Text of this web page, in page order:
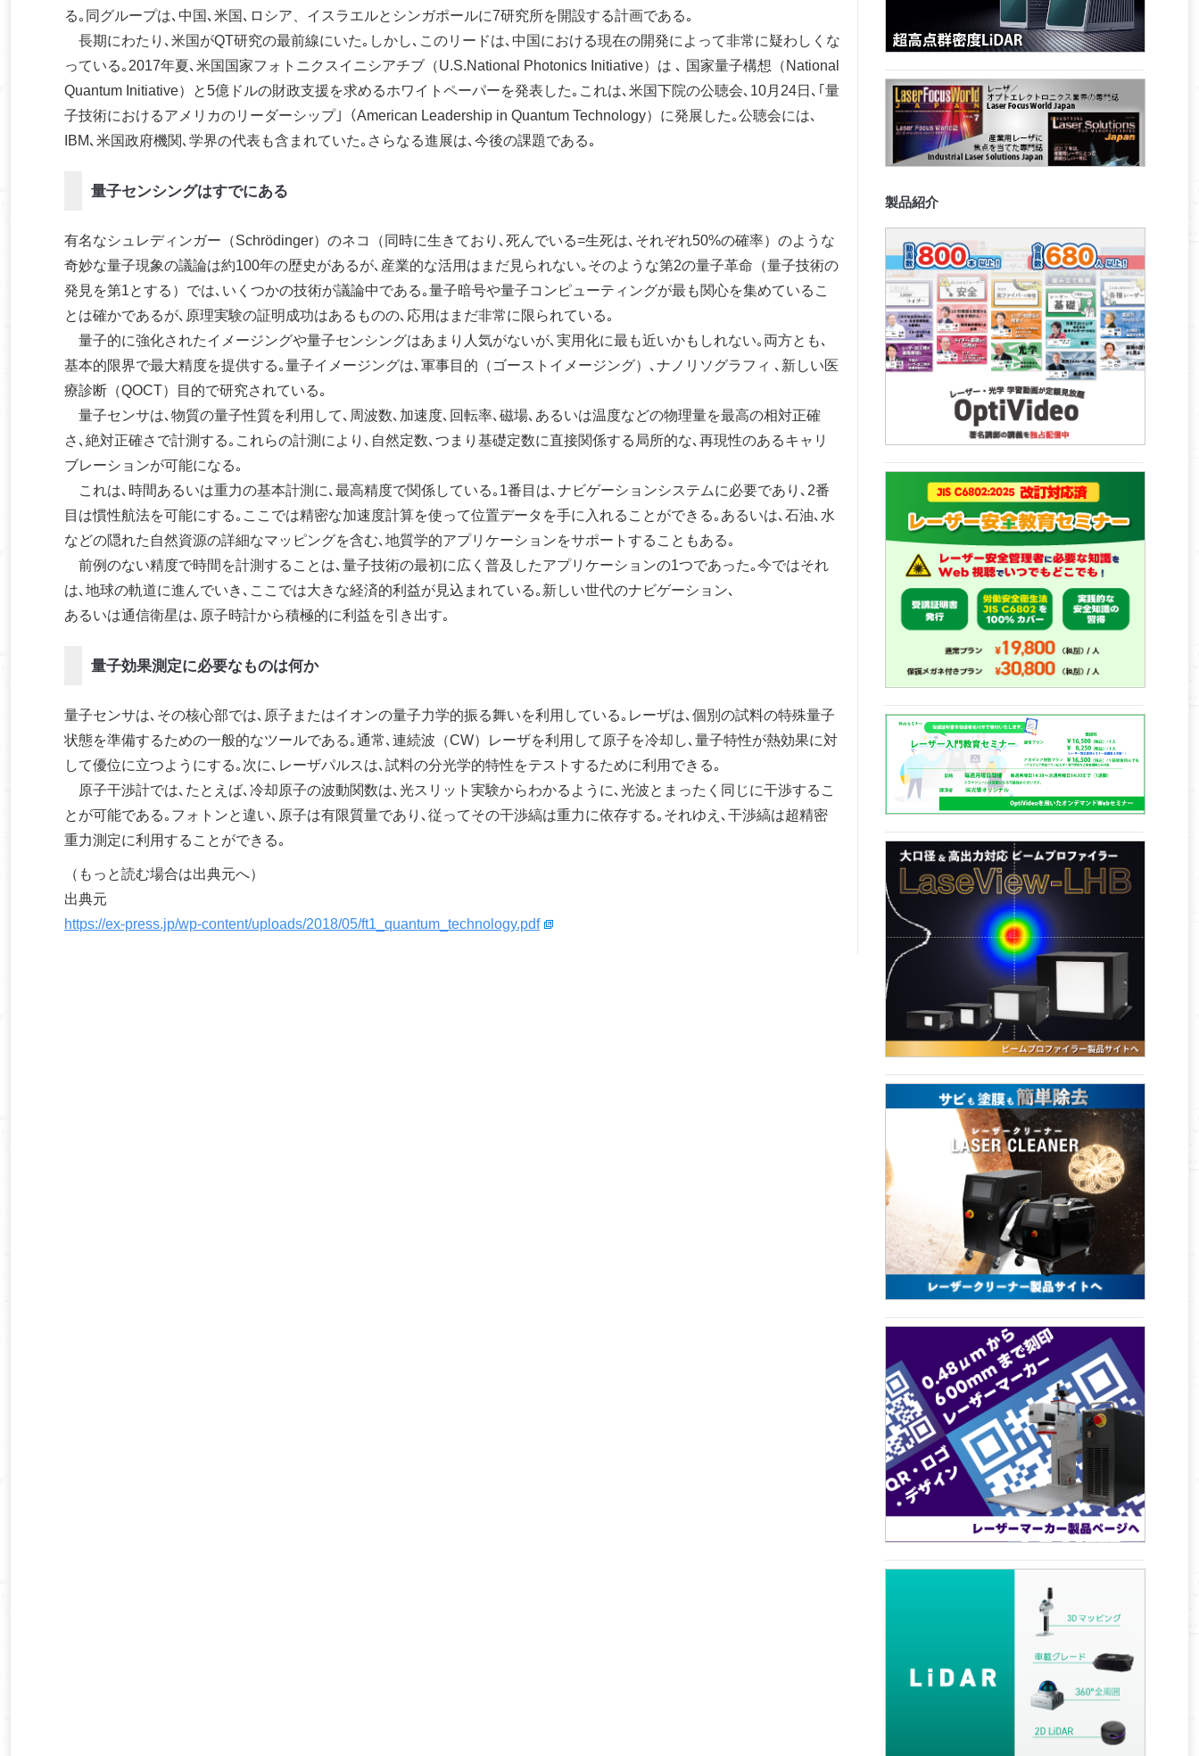
る｡同グループは､中国､米国､ロシア、イスラエルとシンガポールに7研究所を開設する計画である｡
長期にわたり､米国がQT研究の最前線にいた｡しかし､このリードは､中国における現在の開発によって非常に疑わしくな
っている｡2017年夏､米国国家フォトニクスイニシアチブ（U.S.National Photonics Initiative）は ､ 国家量子構想（National
Quantum Initiative）と5億ドルの財政支援を求めるホワイトペーパーを発表した｡これは､米国下院の公聴会､10月24日､｢量
子技術におけるアメリカのリーダーシップ｣（American Leadership in Quantum Technology）に発展した｡公聴会には､
IBM､米国政府機関､学界の代表も含まれていた｡さらなる進展は､今後の課題である｡
量子センシングはすでにある
有名なシュレディンガー（Schrödinger）のネコ（同時に生きており､死んでいる=生死は､それぞれ50%の確率）のような
奇妙な量子現象の議論は約100年の歴史があるが､産業的な活用はまだ見られない｡そのような第2の量子革命（量子技術の
発見を第1とする）では､いくつかの技術が議論中である｡量子暗号や量子コンピューティングが最も関心を集めているこ
とは確かであるが､原理実験の証明成功はあるものの､応用はまだ非常に限られている｡
量子的に強化されたイメージングや量子センシングはあまり人気がないが､実用化に最も近いかもしれない｡両方とも､
基本的限界で最大精度を提供する｡量子イメージングは､軍事目的（ゴーストイメージング）､ナノリソグラフィ ､新しい医
療診断（Q­OCT）目的で研究されている｡
量子センサは､物質の量子性質を利用して､周波数､加速度､回転率､磁場､あるいは温度などの物理量を最高の相対正確
さ､絶対正確さで計測する｡これらの計測により､自然定数､つまり基礎定数に直接関係する局所的な､再現性のあるキャリ
ブレーションが可能になる｡
これは､時間あるいは重力の基本計測に､最高精度で関係している｡1番目は､ナビゲーションシステムに必要であり､2番
目は慣性航法を可能にする｡ここでは精密な加速度計算を使って位置データを手に入れることができる｡あるいは､石油､水
などの隠れた自然資源の詳細なマッピングを含む､地質学的アプリケーションをサポートすることもある｡
前例のない精度で時間を計測することは､量子技術の最初に広く普及したアプリケーションの1つであった｡今ではそれ
は､地球の軌道に進んでいき､ここでは大きな経済的利益が見込まれている｡新しい世代のナビゲーション､
あるいは通信衛星は､原子時計から積極的に利益を引き出す｡
量子効果測定に必要なものは何か
量子センサは､その核心部では､原子またはイオンの量子力学的振る舞いを利用している｡レーザは､個別の試料の特殊量子
状態を準備するための一般的なツールである｡通常､連続波（CW）レーザを利用して原子を冷却し､量子特性が熱効果に対
して優位に立つようにする｡次に､レーザパルスは､試料の分光学的特性をテストするために利用できる｡
原子干渉計では､たとえば､冷却原子の波動関数は､光スリット実験からわかるように､光波とまったく同じに干渉するこ
とが可能である｡フォトンと違い､原子は有限質量であり､従ってその干渉縞は重力に依存する｡それゆえ､干渉縞は超精密
重力測定に利用することができる｡
（もっと読む場合は出典元へ）
出典元
https://ex-press.jp/wp-content/uploads/2018/05/ft1_quantum_technology.pdf
製品紹介